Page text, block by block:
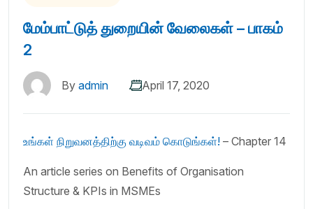
மேம்பாட்டுத் துறையின் வேலைகள் – பாகம்
2
By admin April 17, 2020
உங்கள் நிறுவனத்திற்கு வடிவம் கொடுங்கள்! – Chapter 14
An article series on Benefits of Organisation
Structure & KPIs in MSMEs